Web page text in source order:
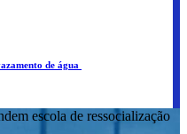
de água
escola de ressocialização